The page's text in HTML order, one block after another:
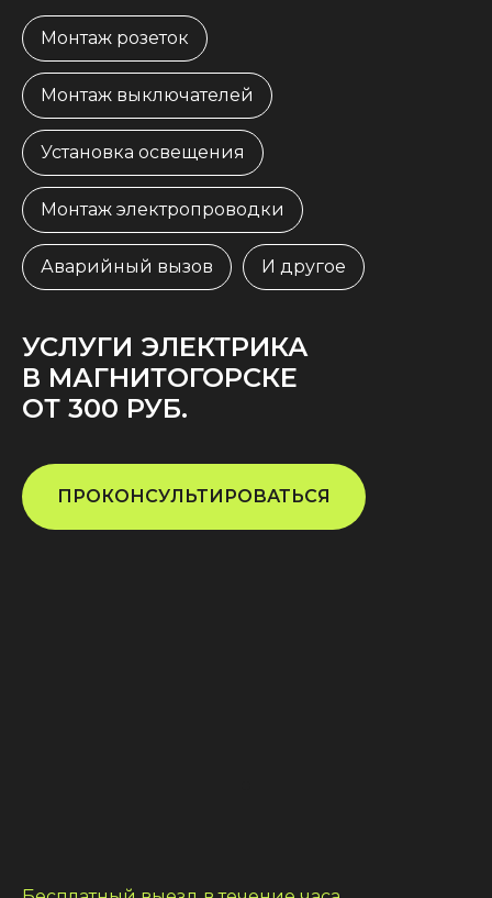
Монтаж розеток
Монтаж выключателей
Установка освещения
Монтаж электропроводки
Аварийный вызов И другое
УСЛУГИ ЭЛЕКТРИКА
В МАГНИТОГОРСКЕ
ОТ 300 РУБ.
ПРОКОНСУЛЬТИРОВАТЬСЯ